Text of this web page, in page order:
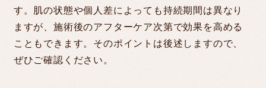
す。肌の状態や個人差によっても持続期間は異なり
ますが、施術後のアフターケア次第で効果を高める
こともできます。そのポイントは後述しますので、
ぜひご確認ください。